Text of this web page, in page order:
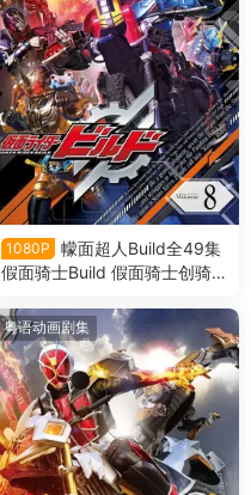
1080P
幪面超人Build全49集
假面骑士Build 假面骑士创骑
粤语动画剧集